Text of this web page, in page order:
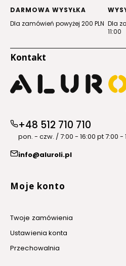
DARMOWA WYSYŁKA
Dla zamówień powyżej 200 PLN Dla
11:00
Kontakt
+48 512 710 710
pon. - czw. / 7:00 - 16:00 pt 7:00 -
info@aluroli.pl
Linki w stopce
Moje konto
Twoje zamówienia
Ustawienia konta
Przechowalnia